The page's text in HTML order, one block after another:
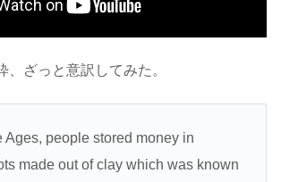
、ざっと意訳してみた。
Ages, people stored money in
made out of clay which was known